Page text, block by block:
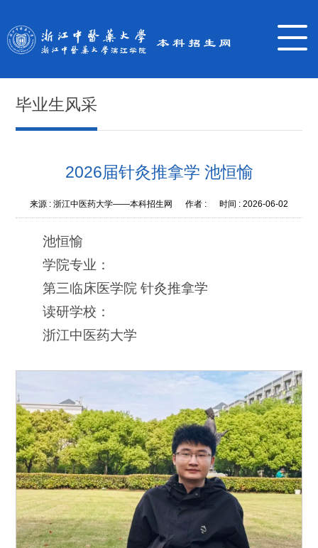
毕业生风采
2026届针灸推拿学 池恒愉
来源 : 浙江中医药大学——本科招生网 作者 : 时间 : 2026-06-02
池恒愉
学院专业：
第三临床医学院 针灸推拿学
读研学校：
浙江中医药大学